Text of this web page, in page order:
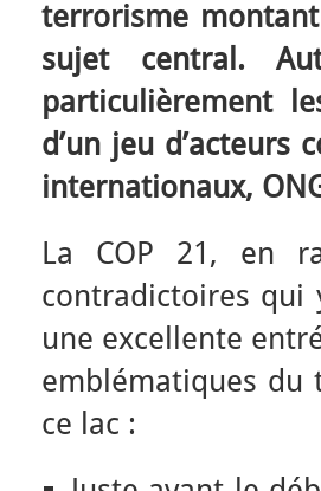
terrorisme
sujet central.
particulièrement
d’un jeu d’acteurs
internationaux,
La COP 21, en
contradictoires qui
une excellente
emblématiques du
ce lac :